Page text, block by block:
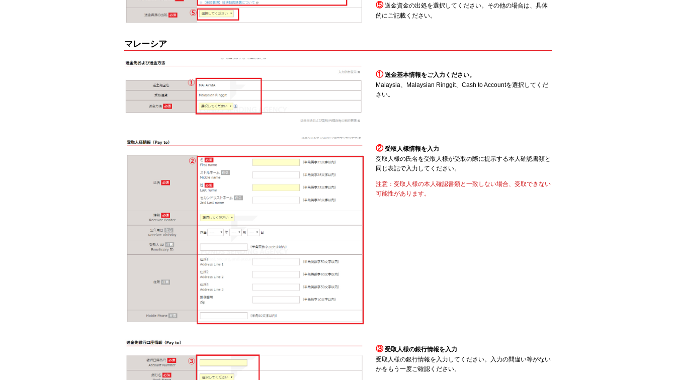
⑤ 送金資金の出処を選択してください。その他の場合は、具体
的にご記載ください。
マレーシア
① 送金基本情報をご入力ください。
Malaysia、Malaysian Ringgit、Cash to Accountを選択してくだ
さい。
② 受取人様情報を入力
受取人様の氏名を受取人様が受取の際に提示する本人確認書類と
同じ表記で入力してください。
注意：受取人様の本人確認書類と一致しない場合、受取できない
可能性があります。
③ 受取人様の銀行情報を入力
受取人様の銀行情報を入力してください。入力の間違い等がない
かをもう一度ご確認ください。